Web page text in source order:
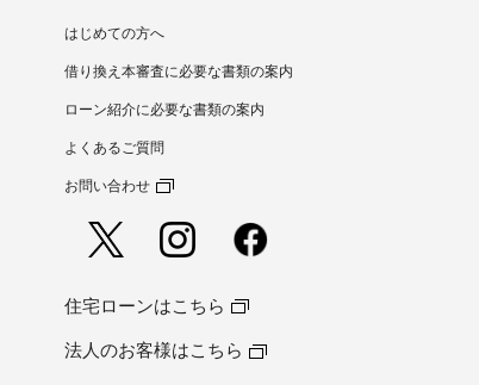
はじめての方へ
借り換え本審査に必要な書類の案内
ローン紹介に必要な書類の案内
よくあるご質問
お問い合わせ
住宅ローンはこちら
法人のお客様はこちら